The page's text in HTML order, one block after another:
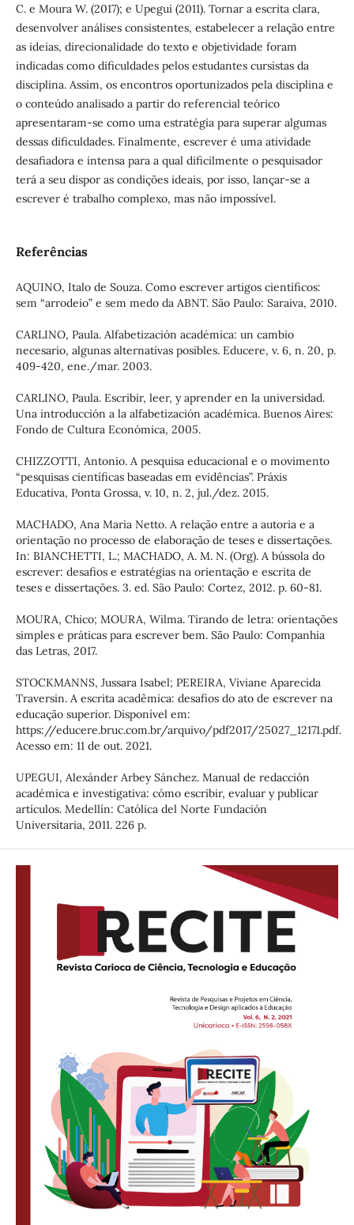
C. e Moura W. (2017); e Upegui (2011). Tornar a escrita clara,
desenvolver análises consistentes, estabelecer a relação entre
as ideias, direcionalidade do texto e objetividade foram
indicadas como dificuldades pelos estudantes cursistas da
disciplina. Assim, os encontros oportunizados pela disciplina e
o conteúdo analisado a partir do referencial teórico
apresentaram-se como uma estratégia para superar algumas
dessas dificuldades. Finalmente, escrever é uma atividade
desafiadora e intensa para a qual dificilmente o pesquisador
terá a seu dispor as condições ideais, por isso, lançar-se a
escrever é trabalho complexo, mas não impossível.
Referências
AQUINO, Italo de Souza. Como escrever artigos científicos:
sem “arrodeio” e sem medo da ABNT. São Paulo: Saraiva, 2010.
CARLINO, Paula. Alfabetización académica: un cambio
necesario, algunas alternativas posibles. Educere, v. 6, n. 20, p.
409-420, ene./mar. 2003.
CARLINO, Paula. Escribir, leer, y aprender en la universidad.
Una introducción a la alfabetización académica. Buenos Aires:
Fondo de Cultura Económica, 2005.
CHIZZOTTI, Antonio. A pesquisa educacional e o movimento
“pesquisas científicas baseadas em evidências”. Práxis
Educativa, Ponta Grossa, v. 10, n. 2, jul./dez. 2015.
MACHADO, Ana Maria Netto. A relação entre a autoria e a
orientação no processo de elaboração de teses e dissertações.
In: BIANCHETTI, L.; MACHADO, A. M. N. (Org). A bússola do
escrever: desafios e estratégias na orientação e escrita de
teses e dissertações. 3. ed. São Paulo: Cortez, 2012. p. 60-81.
MOURA, Chico; MOURA, Wilma. Tirando de letra: orientações
simples e práticas para escrever bem. São Paulo: Companhia
das Letras, 2017.
STOCKMANNS, Jussara Isabel; PEREIRA, Viviane Aparecida
Traversin. A escrita acadêmica: desafios do ato de escrever na
educação superior. Disponível em:
https://educere.bruc.com.br/arquivo/pdf2017/25027_12171.pdf.
Acesso em: 11 de out. 2021.
UPEGUI, Alexánder Arbey Sánchez. Manual de redacción
académica e investigativa: cómo escribir, evaluar y publicar
artículos. Medellín: Católica del Norte Fundación
Universitaria, 2011. 226 p.